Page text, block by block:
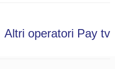
Altri operatori Pay tv